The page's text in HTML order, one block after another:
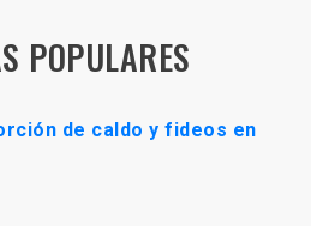
POPULARES
de caldo y fideos en